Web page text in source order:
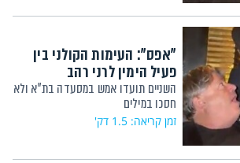
"אפס": העימות הקולני בין
פעיל הימין לרני רהב
השניים תועדו אמש במסעדה בת"א ולא
חסכו במילים
זמן קריאה: 1.5 דק'